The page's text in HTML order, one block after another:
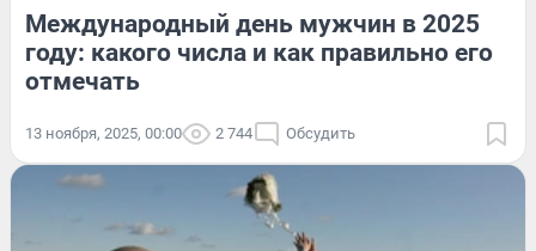
Международный день мужчин в 2025
году: какого числа и как правильно его
отмечать
13 ноября, 2025, 00:00 2 744 Обсудить